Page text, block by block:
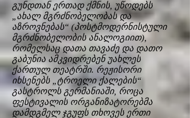
გუნდთან ერთად ქმნის, უწოდებს
„ახალ მგრძნობელობას და
აზროვნებას“ (პოსტმოდერნისტული
მგრძნობელობის ანალოგიით),
რომელსაც დათა თავაძე და დათო
გაბუნია ამკვიდრებენ უახლეს
ქართულ თეატრში. რეჟისორი
იხსენებს „ტროელი ქალების“
გასტროლს გერმანიაში, როცა
ფესტივალის ორგანიზატორებმა
დამდგმელ ჯგუფს თხოვეს ერთი